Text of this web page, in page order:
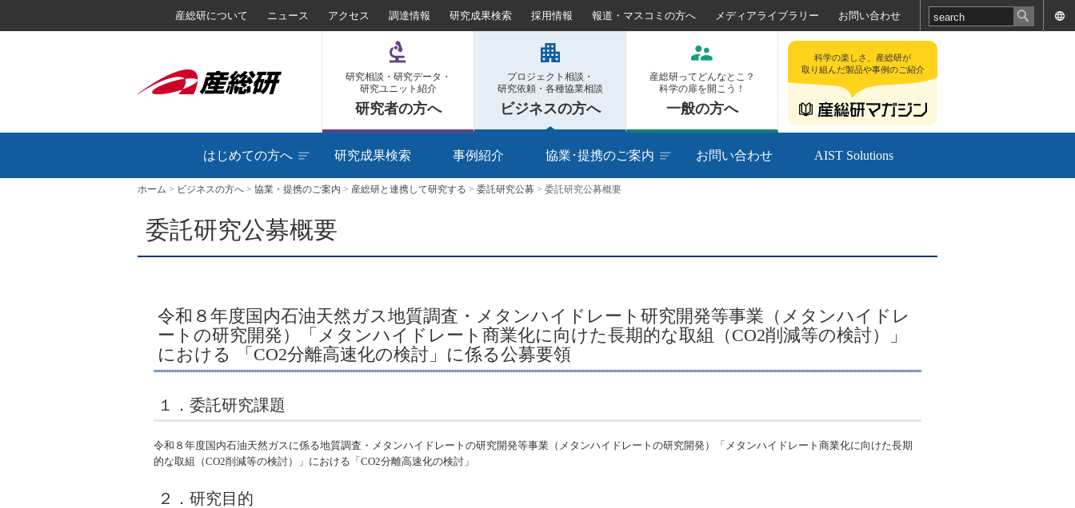
産総研について ニュース アクセス 調達情報 研究成果検索 採用情報 報道・マスコミの方へ メディアライブラリー お問い合わせ
研究相談・研究データ・
研究ユニット紹介
研究者の方へ
プロジェクト相談・
研究依頼・各種協業相談
ビジネスの方へ
産総研ってどんなとこ？
科学の扉を開こう！
一般の方へ
科学の楽しさ、産総研が
取り組んだ製品や事例のご紹介
はじめての方へ 研究成果検索 事例紹介 協業･提携のご案内 お問い合わせ AIST Solutions
ホーム > ビジネスの方へ > 協業・提携のご案内 > 産総研と連携して研究する > 委託研究公募 > 委託研究公募概要
委託研究公募概要
令和８年度国内石油天然ガス地質調査・メタンハイドレート研究開発等事業（メタンハイドレ
ートの研究開発）「メタンハイドレート商業化に向けた長期的な取組（CO2削減等の検討）」
における 「CO2分離高速化の検討」に係る公募要領
１．委託研究課題
令和８年度国内石油天然ガスに係る地質調査・メタンハイドレートの研究開発等事業（メタンハイドレートの研究開発）「メタンハイドレート商業化に向けた長期
的な取組（CO2削減等の検討）」における「CO2分離高速化の検討」
２．研究目的